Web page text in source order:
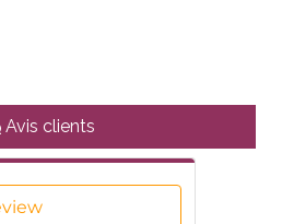
Avis clients